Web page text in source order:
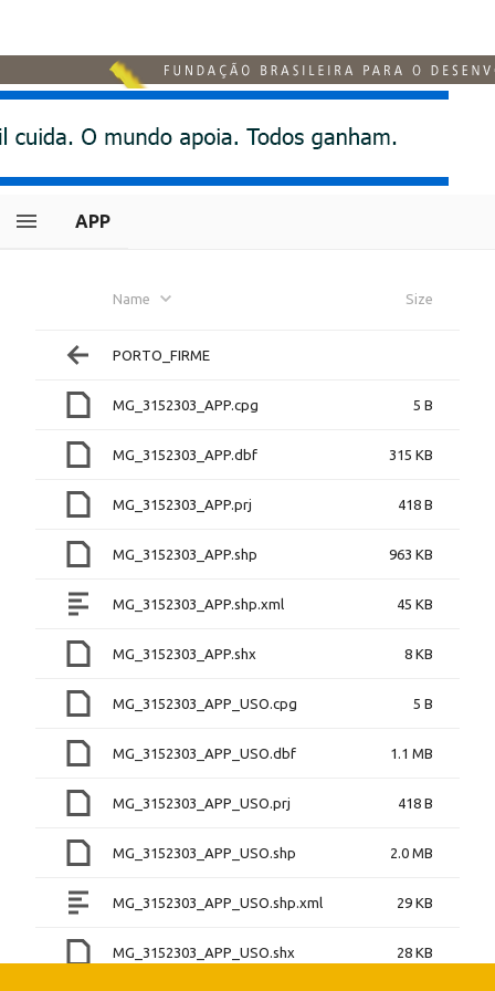
APP
Name Size
PORTO_FIRME
MG_3152303_APP.cpg 5 B
MG_3152303_APP.dbf 315 KB
MG_3152303_APP.prj 418 B
MG_3152303_APP.shp 963 KB
MG_3152303_APP.shp.xml 45 KB
MG_3152303_APP.shx 8 KB
MG_3152303_APP_USO.cpg 5 B
MG_3152303_APP_USO.dbf 1.1 MB
MG_3152303_APP_USO.prj 418 B
MG_3152303_APP_USO.shp 2.0 MB
MG_3152303_APP_USO.shp.xml 29 KB
MG_3152303_APP_USO.shx 28 KB